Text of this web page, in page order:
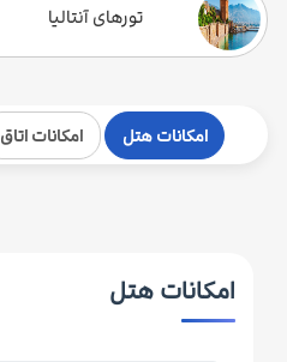
تورهای آنتالیا
امکانات هتل امکانات اتاق
امکانات هتل